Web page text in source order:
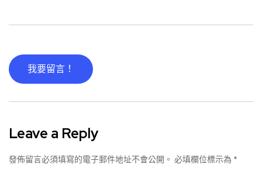
我要留言！
Leave a Reply
發佈留言必須填寫的電子郵件地址不會公開。 必填欄位標示為 *